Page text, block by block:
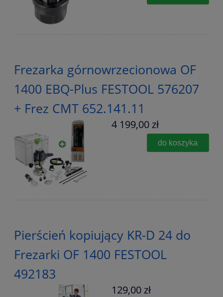
Frezarka górnowrzecionowa OF
1400 EBQ-Plus FESTOOL 576207
+ Frez CMT 652.141.11
4 199,00 zł
do koszyka
Pierścień kopiujący KR-D 24 do
Frezarki OF 1400 FESTOOL
492183
129,00 zł